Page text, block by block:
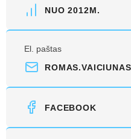
NUO 2012M.
El. paštas
FACEBOOK